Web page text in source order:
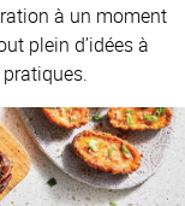
à un moment
plein d’idées à